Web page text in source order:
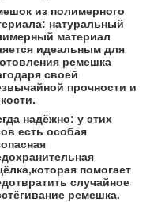
из полимерного
натуральный
материал
идеальным для
ремешка
своей
прочности и
надёжно: у этих
есть особая
помогает
случайное
ремешка.